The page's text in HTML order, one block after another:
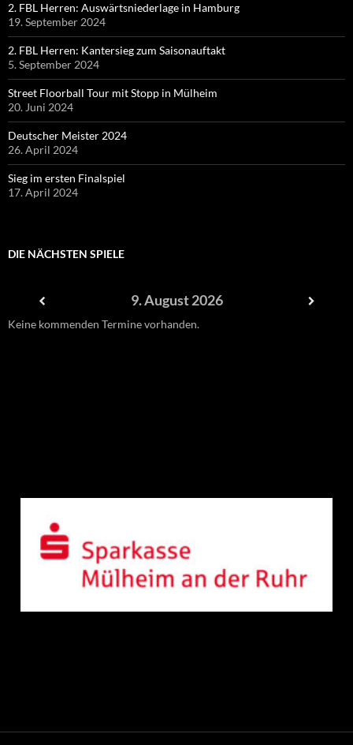
2. FBL Herren: Auswärtsniederlage in Hamburg
19. September 2024
2. FBL Herren: Kantersieg zum Saisonauftakt
5. September 2024
Street Floorball Tour mit Stopp in Mülheim
20. Juni 2024
Deutscher Meister 2024
26. April 2024
Sieg im ersten Finalspiel
17. April 2024
DIE NÄCHSTEN SPIELE
9. August 2026
Keine kommenden Termine vorhanden.